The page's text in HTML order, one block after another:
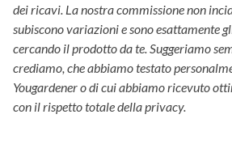
dei ricavi. La nostra commissione non
subiscono variazioni e sono esattamente
cercando il prodotto da te. Suggeriamo
crediamo, che abbiamo testato
Yougardener o di cui abbiamo ricevuto
con il rispetto totale della privacy.